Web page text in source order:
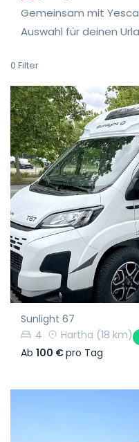
Gemeinsam mit
Auswahl für deinen
0 Filter
Sunlight 67
4
Hartha (18 km)
Ab 100 €pro Tag